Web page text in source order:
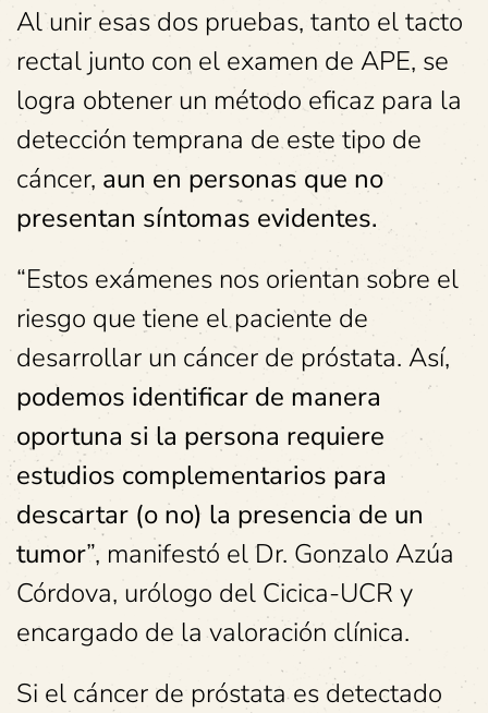
Al unir esas dos pruebas, tanto el tacto
rectal junto con el examen de APE, se
logra obtener un método eficaz para la
detección temprana de este tipo de
cáncer, aun en personas que no
presentan síntomas evidentes.
“Estos exámenes nos orientan sobre el
riesgo que tiene el paciente de
desarrollar un cáncer de próstata. Así,
podemos identificar de manera
oportuna si la persona requiere
estudios complementarios para
descartar (o no) la presencia de un
tumor”, manifestó el Dr. Gonzalo Azúa
Córdova, urólogo del Cicica-UCR y
encargado de la valoración clínica.
Si el cáncer de próstata es detectado